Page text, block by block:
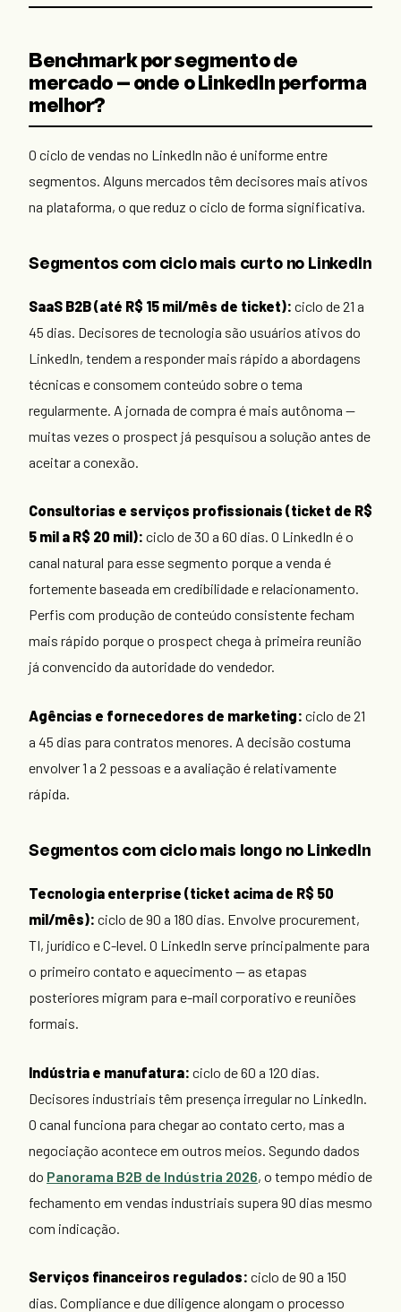
Benchmark por segmento de
mercado — onde o LinkedIn performa
melhor?
O ciclo de vendas no LinkedIn não é uniforme entre
segmentos. Alguns mercados têm decisores mais ativos
na plataforma, o que reduz o ciclo de forma significativa.
Segmentos com ciclo mais curto no LinkedIn
SaaS B2B (até R$ 15 mil/mês de ticket): ciclo de 21 a
45 dias. Decisores de tecnologia são usuários ativos do
LinkedIn, tendem a responder mais rápido a abordagens
técnicas e consomem conteúdo sobre o tema
regularmente. A jornada de compra é mais autônoma —
muitas vezes o prospect já pesquisou a solução antes de
aceitar a conexão.
Consultorias e serviços profissionais (ticket de R$
5 mil a R$ 20 mil): ciclo de 30 a 60 dias. O LinkedIn é o
canal natural para esse segmento porque a venda é
fortemente baseada em credibilidade e relacionamento.
Perfis com produção de conteúdo consistente fecham
mais rápido porque o prospect chega à primeira reunião
já convencido da autoridade do vendedor.
Agências e fornecedores de marketing: ciclo de 21
a 45 dias para contratos menores. A decisão costuma
envolver 1 a 2 pessoas e a avaliação é relativamente
rápida.
Segmentos com ciclo mais longo no LinkedIn
Tecnologia enterprise (ticket acima de R$ 50
mil/mês): ciclo de 90 a 180 dias. Envolve procurement,
TI, jurídico e C-level. O LinkedIn serve principalmente para
o primeiro contato e aquecimento — as etapas
posteriores migram para e-mail corporativo e reuniões
formais.
Indústria e manufatura: ciclo de 60 a 120 dias.
Decisores industriais têm presença irregular no LinkedIn.
O canal funciona para chegar ao contato certo, mas a
negociação acontece em outros meios. Segundo dados
do Panorama B2B de Indústria 2026, o tempo médio de
fechamento em vendas industriais supera 90 dias mesmo
com indicação.
Serviços financeiros regulados: ciclo de 90 a 150
dias. Compliance e due diligence alongam o processo